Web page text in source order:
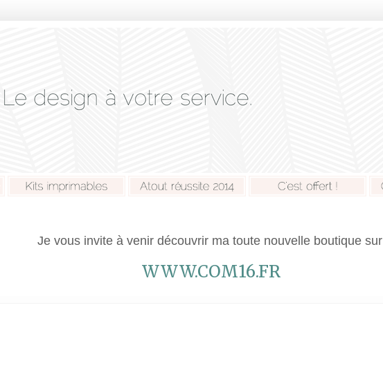
Je vous invite à venir découvrir ma toute nouvelle boutique sur
WWW.COM16.FR